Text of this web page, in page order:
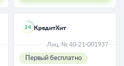
КредитХит
Лиц. № 40-21-001937
Первый бесплатно